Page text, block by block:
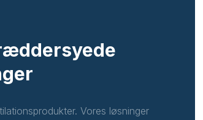
Vores løsninger